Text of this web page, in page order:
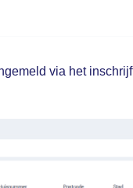
via het